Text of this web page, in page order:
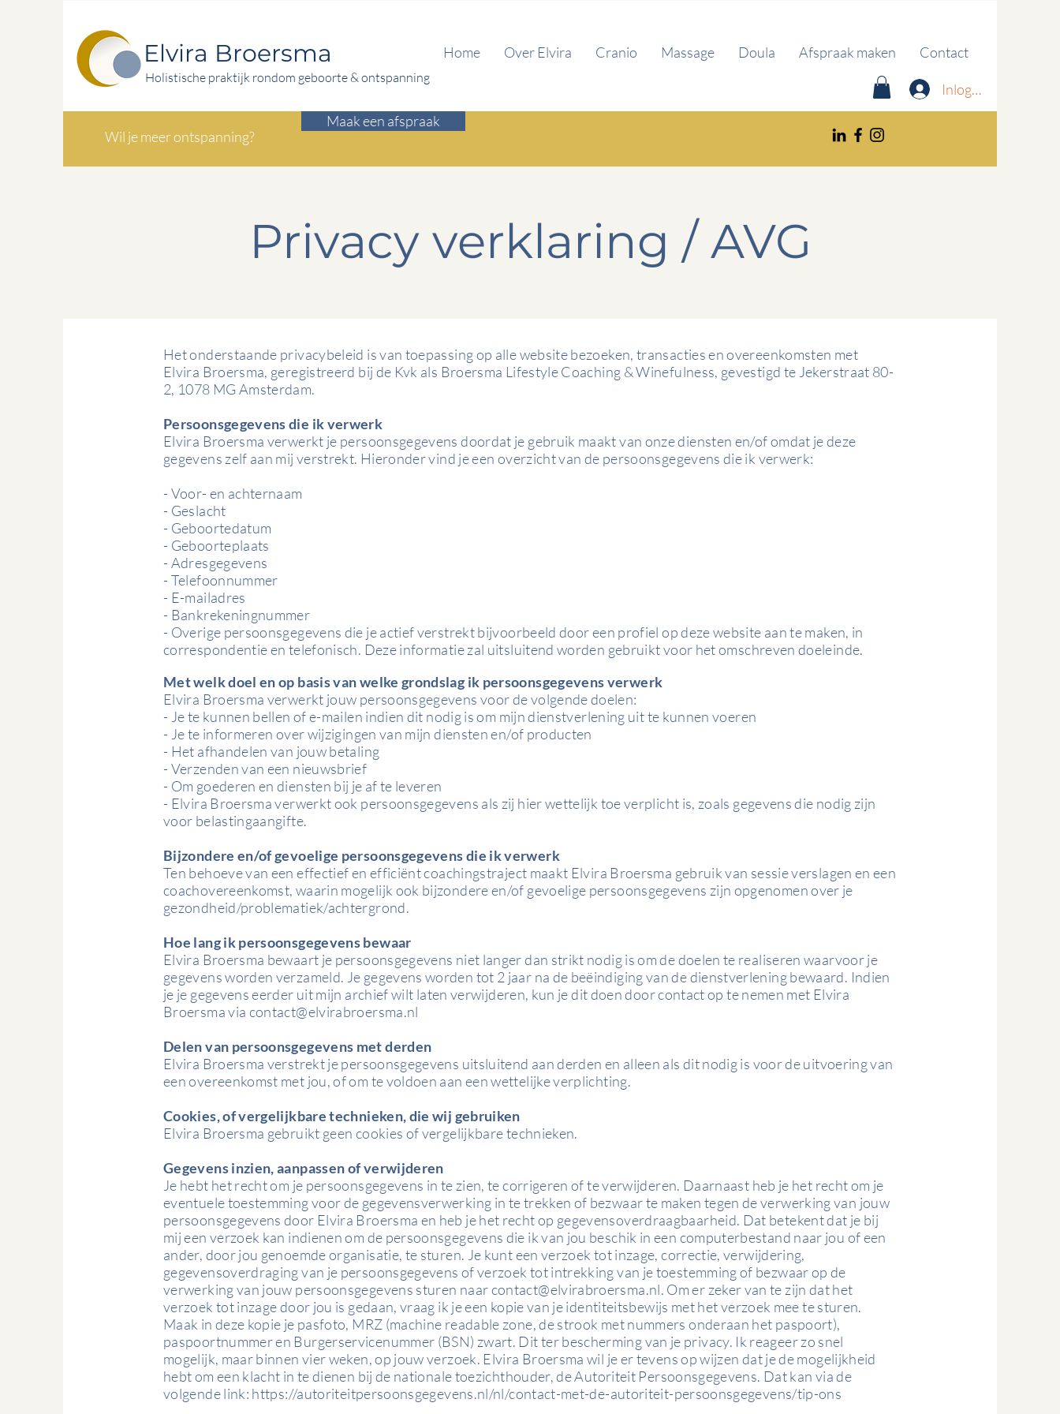
Elvira Broersma
Holistische praktijk rondom geboorte & ontspanning
Home Over Elvira Cranio Massage Doula Afspraak maken Contact
Inloggen
Wil je meer ontspanning?
Maak een afspraak
Privacy verklaring / AVG
Het onderstaande privacybeleid is van toepassing op alle website bezoeken, transacties en overeenkomsten met
Elvira Broersma, geregistreerd bij de Kvk als Broersma Lifestyle Coaching & Winefulness, gevestigd te Jekerstraat 80-
2, 1078 MG Amsterdam.
Persoonsgegevens die ik verwerk
Elvira Broersma verwerkt je persoonsgegevens doordat je gebruik maakt van onze diensten en/of omdat je deze
gegevens zelf aan mij verstrekt. Hieronder vind je een overzicht van de persoonsgegevens die ik verwerk:
- Voor- en achternaam
- Geslacht
- Geboortedatum
- Geboorteplaats
- Adresgegevens
- Telefoonnummer
- E-mailadres
- Bankrekeningnummer
- Overige persoonsgegevens die je actief verstrekt bijvoorbeeld door een profiel op deze website aan te maken, in
correspondentie en telefonisch. Dezeinformatiezal uitsluitend worden gebruiktvoor het omschreven doeleinde.
Met welk doel en op basis van welke grondslag ik persoonsgegevens verwerk
Elvira Broersma verwerkt jouw persoonsgegevens voor de volgende doelen:
- Je te kunnen bellen of e-mailen indien dit nodig is om mijn dienstverlening uit te kunnen voeren
- Je te informeren over wijzigingen van mijn diensten en/of producten
- Het afhandelen van jouw betaling
- Verzenden van een nieuwsbrief
- Om goederen en diensten bij je af te leveren
- Elvira Broersma verwerkt ook persoonsgegevens als zij hier wettelijk toe verplicht is, zoals gegevens die nodig zijn
voor belastingaangifte.
Bijzondere en/of gevoelige persoonsgegevens die ik verwerk
Ten behoeve van een effectief en efficiënt coachingstraject maakt Elvira Broersma gebruik van sessie verslagen en een
coachovereenkomst, waarin mogelijk ook bijzondere en/of gevoelige persoonsgegevens zijn opgenomen over je
gezondheid/problematiek/achtergrond.
Hoe lang ik persoonsgegevens bewaar
Elvira Broersma bewaart je persoonsgegevens niet langer dan strikt nodig is om de doelen te realiseren waarvoor je
gegevens worden verzameld. Je gegevens worden tot 2 jaar na de beëindiging van de dienstverlening bewaard. Indien
je je gegevens eerder uit mijn archief wilt laten verwijderen, kun je dit doen door contact op te nemen met Elvira
Broersma via contact@elvirabroersma.nl
Delen van persoonsgegevens met derden
Elvira Broersma verstrekt je persoonsgegevens uitsluitend aan derden en alleen als dit nodig is voor de uitvoering van
een overeenkomst met jou, of om te voldoen aan een wettelijke verplichting.
Cookies, of vergelijkbare technieken, die wij gebruiken
Elvira Broersma gebruikt geen cookies of vergelijkbare technieken.
Gegevens inzien, aanpassen of verwijderen
Je hebt het recht om je persoonsgegevens in te zien, te corrigeren of te verwijderen. Daarnaast heb je het recht om je
eventuele toestemming voor de gegevensverwerking in te trekken of bezwaar te maken tegen de verwerking van jouw
persoonsgegevens door Elvira Broersma en heb je het recht op gegevensoverdraagbaarheid. Dat betekent dat je bij
mij een verzoek kan indienen om de persoonsgegevens die ik van jou beschik in een computerbestand naar jou of een
ander, door jou genoemde organisatie, te sturen. Je kunt een verzoek tot inzage, correctie, verwijdering,
gegevensoverdraging van je persoonsgegevens of verzoek tot intrekking van je toestemming of bezwaar op de
verwerking van jouw persoonsgegevens sturen naarcontact@elvirabroersma.nl. Om er zeker van te zijn dat het
verzoek tot inzage door jou is gedaan, vraag ik je een kopie van je identiteitsbewijs met het verzoek mee te sturen.
Maak in deze kopie je pasfoto, MRZ (machine readable zone, de strook met nummers onderaan het paspoort),
paspoortnummer en Burgerservicenummer (BSN) zwart. Dit ter bescherming van je privacy. Ik reageer zo snel
mogelijk, maar binnen vier weken, op jouw verzoek. Elvira Broersma wil je er tevens op wijzen dat je de mogelijkheid
hebt om een klacht in te dienen bij de nationale toezichthouder, de Autoriteit Persoonsgegevens. Dat kan via de
volgende link: https://autoriteitpersoonsgegevens.nl/nl/contact-met-de-autoriteit-persoonsgegevens/tip-ons